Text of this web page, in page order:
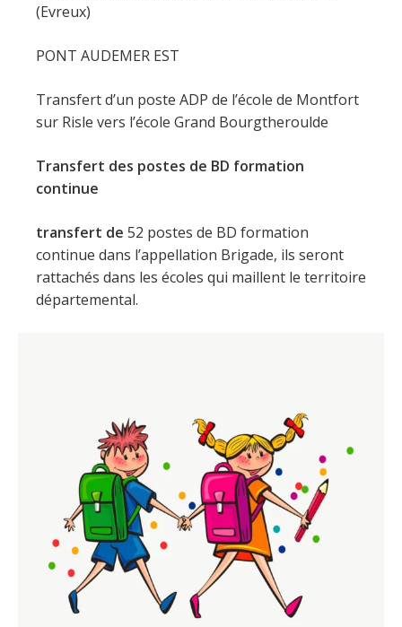
(Evreux)
PONT AUDEMER EST
Transfert d’un poste ADP de l’école de Montfort
sur Risle vers l’école Grand Bourgtheroulde
Transfert des postes de BD formation
continue
transfert de 52 postes de BD formation
continue dans l’appellation Brigade, ils seront
rattachés dans les écoles qui maillent le territoire
départemental.